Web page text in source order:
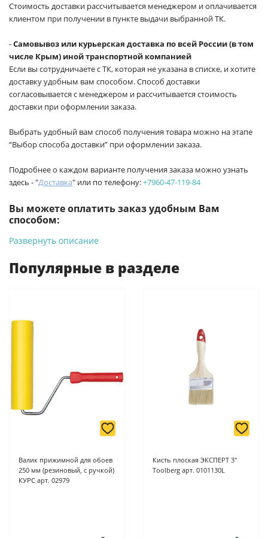
Стоимость доставки рассчитывается менеджером и оплачивается
клиентом при получении в пункте выдачи выбранной ТК.
-Самовывоз или курьерская доставка по всей России (в том
числе Крым) иной транспортной компанией
Если вы сотрудничаете с ТК, которая не указана в списке, и хотите
доставку удобным вам способом. Способ доставки
согласовывается с менеджером и рассчитывается стоимость
доставки при оформлении заказа.
Выбрать удобный вам способ получения товара можно на этапе
“Выбор способа доставки” при оформлении заказа.
Подробнее о каждом варианте получения заказа можно узнать
здесь - "Доставка" или по телефону:+7960-47-119-84
Вы можете оплатить заказ удобным Вам
способом:
-Банковской картой на сайте ProffЭлектро. Данный вид
Для юридических лиц: переводом на расчетный счет при
Подробнее о способах оплаты можно узнать здесь - "Оплата"
Развернуть описание
Популярные в разделе
Валик прижимной для обоев
250 мм (резиновый, с ручкой)
КУРС арт. 02979
Кисть плоская ЭКСПЕРТ 3"
Toolberg арт. 0101130L